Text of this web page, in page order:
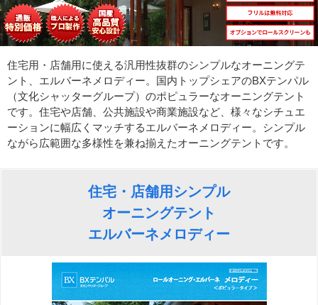
住宅用・店舗用に使える汎用性抜群のシンプルなオーニングテ
ント、エルバーネメロディー。国内トップシェアのBXテンパル
（文化シャッターグループ）のポピュラーなオーニングテント
です。住宅や店舗、公共施設や商業施設など、様々なシチュエ
ーションに幅広くマッチするエルバーネメロディー。シンプル
ながら広範囲な多様性を兼ね揃えたオーニングテントです。
住宅・店舗用シンプル
オーニングテント
エルバーネメロディー